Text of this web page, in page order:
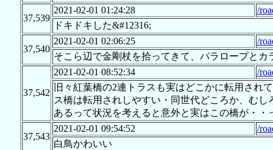
37,539
2021-02-01 01:24:28
/
ドキドキした&#12316;
37,540
2021-02-01 02:06:25
/
そこら辺で金剛杖を拾ってきて、パラロープと
37,542
2021-02-01 08:52:34
/
旧々紅葉橋の2連トラスも実はどこかに転用され
ス橋は転用されしやすい・同世代どころか、む
あるって状況を考えると意外と実はこの橋が・
37,543
2021-02-01 09:54:52
/
白鳥かわいい